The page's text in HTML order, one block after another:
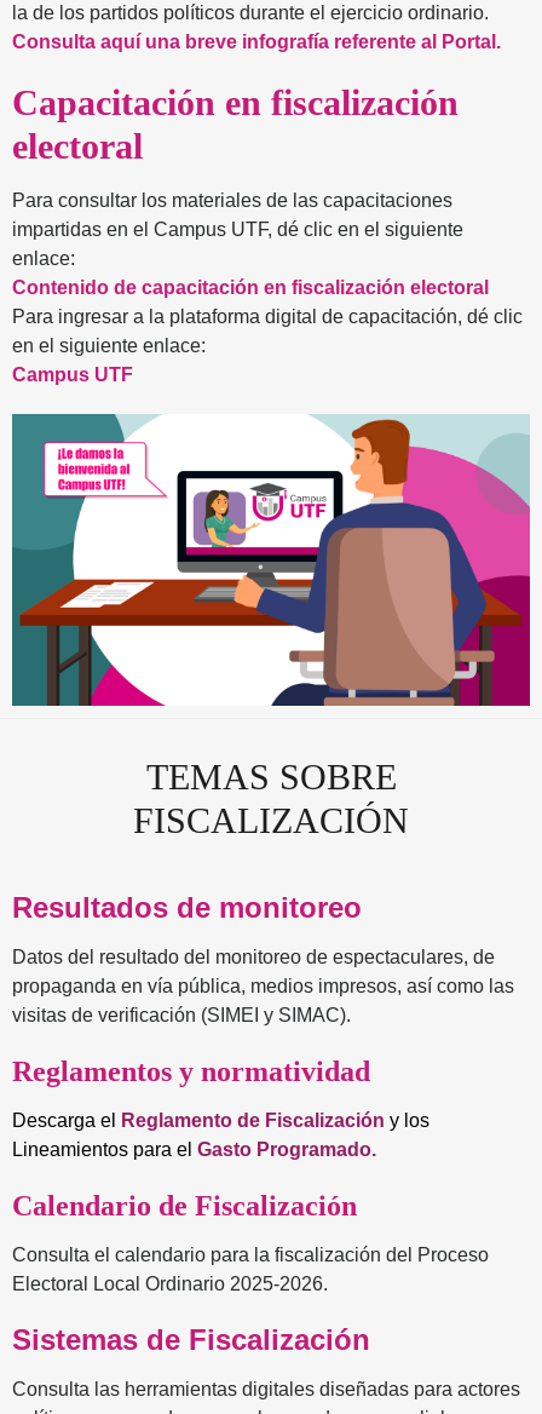
la de los partidos políticos durante el ejercicio ordinario.
Consulta aquí una breve infografía referente al Portal.
Capacitación en fiscalización
electoral
Para consultar los materiales de las capacitaciones
impartidas en el Campus UTF, dé clic en el siguiente
enlace:
Contenido de capacitación en fiscalización electoral
Para ingresar a la plataforma digital de capacitación, dé clic
en el siguiente enlace:
Campus UTF
TEMAS SOBRE
FISCALIZACIÓN
Resultados de monitoreo
Datos del resultado del monitoreo de espectaculares, de
propaganda en vía pública, medios impresos, así como las
visitas de verificación (SIMEI y SIMAC).
Reglamentos y normatividad
Descarga el Reglamento de Fiscalización y los
Lineamientos para el Gasto Programado.
Calendario de Fiscalización
Consulta el calendario para la fiscalización del Proceso
Electoral Local Ordinario 2025-2026.
Sistemas de Fiscalización
Consulta las herramientas digitales diseñadas para actores